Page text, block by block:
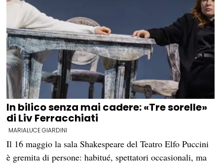
In bilico senza mai cadere: «Tre sorelle»
di Liv Ferracchiati
MARIALUCE GIARDINI
Il 16 maggio la sala Shakespeare del Teatro Elfo Puccini
è gremita di persone: habitué, spettatori occasionali, ma